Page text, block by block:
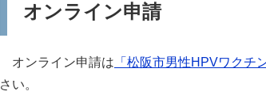
オンライン申請
オンライン申請は 「松阪市男性HPVワクチ
さい。